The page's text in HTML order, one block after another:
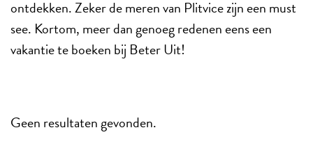
ontdekken. Zeker de meren van Plitvice zijn een must
see. Kortom, meer dan genoeg redenen eens een
vakantie te boeken bij Beter Uit!
Geen resultaten gevonden.